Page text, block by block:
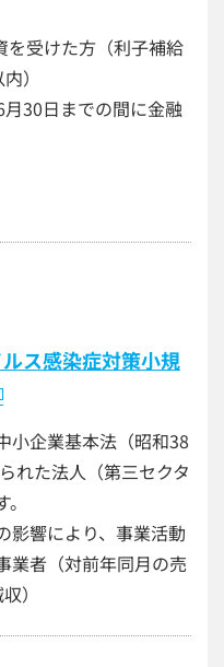
を受けた方（利子補給
）
30日までの間に金融
ス感染症対策小規
小企業基本法（昭和38
れた法人（第三セクタ
影響により、事業活動
業者（対前年同月の売
）